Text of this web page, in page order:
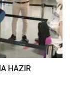
HAZIR